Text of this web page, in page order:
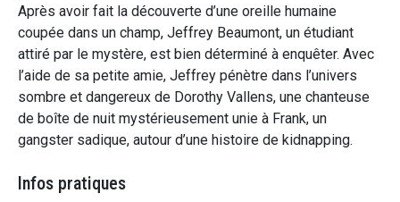
Après avoir fait la découverte d’une oreille humaine
coupée dans un champ, Jeffrey Beaumont, un étudiant
attiré par le mystère, est bien déterminé à enquêter. Avec
l’aide de sa petite amie, Jeffrey pénètre dans l’univers
sombre et dangereux de Dorothy Vallens, une chanteuse
de boîte de nuit mystérieusement unie à Frank, un
gangster sadique, autour d’une histoire de kidnapping.
Infos pratiques